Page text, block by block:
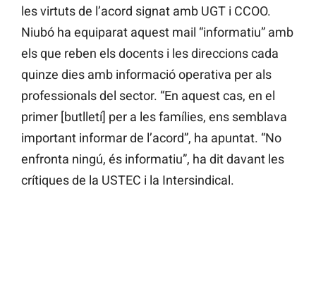
les virtuts de l’acord signat amb UGT i CCOO.
Niubó ha equiparat aquest mail “informatiu” amb
els que reben els docents i les direccions cada
quinze dies amb informació operativa per als
professionals del sector. “En aquest cas, en el
primer [butlletí] per a les famílies, ens semblava
important informar de l’acord”, ha apuntat. “No
enfronta ningú, és informatiu”, ha dit davant les
crítiques de la USTEC i la Intersindical.